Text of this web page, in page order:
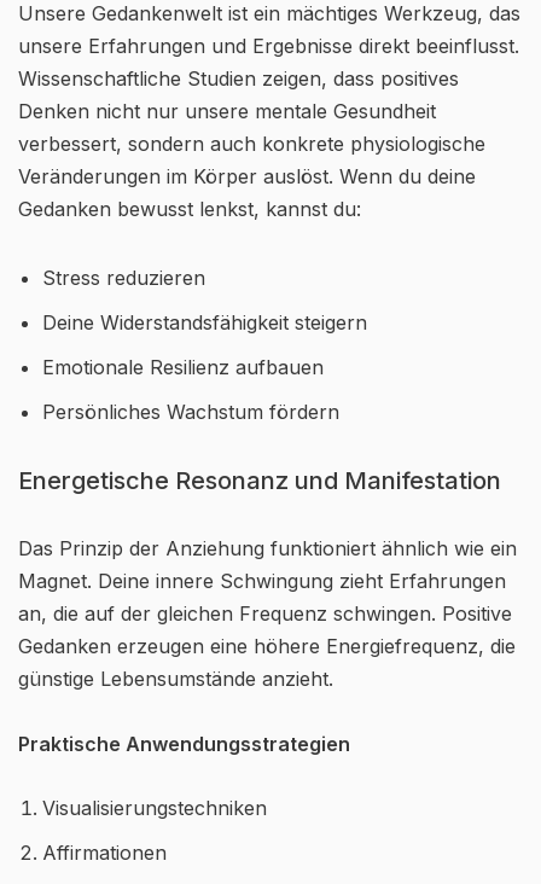
Unsere Gedankenwelt ist ein mächtiges Werkzeug, das
unsere Erfahrungen und Ergebnisse direkt beeinflusst.
Wissenschaftliche Studien zeigen, dass positives
Denken nicht nur unsere mentale Gesundheit
verbessert, sondern auch konkrete physiologische
Veränderungen im Körper auslöst. Wenn du deine
Gedanken bewusst lenkst, kannst du:
Stress reduzieren
Deine Widerstandsfähigkeit steigern
Emotionale Resilienz aufbauen
Persönliches Wachstum fördern
Energetische Resonanz und Manifestation
Das Prinzip der Anziehung funktioniert ähnlich wie ein
Magnet. Deine innere Schwingung zieht Erfahrungen
an, die auf der gleichen Frequenz schwingen. Positive
Gedanken erzeugen eine höhere Energiefrequenz, die
günstige Lebensumstände anzieht.
Praktische Anwendungsstrategien
Visualisierungstechniken
Affirmationen